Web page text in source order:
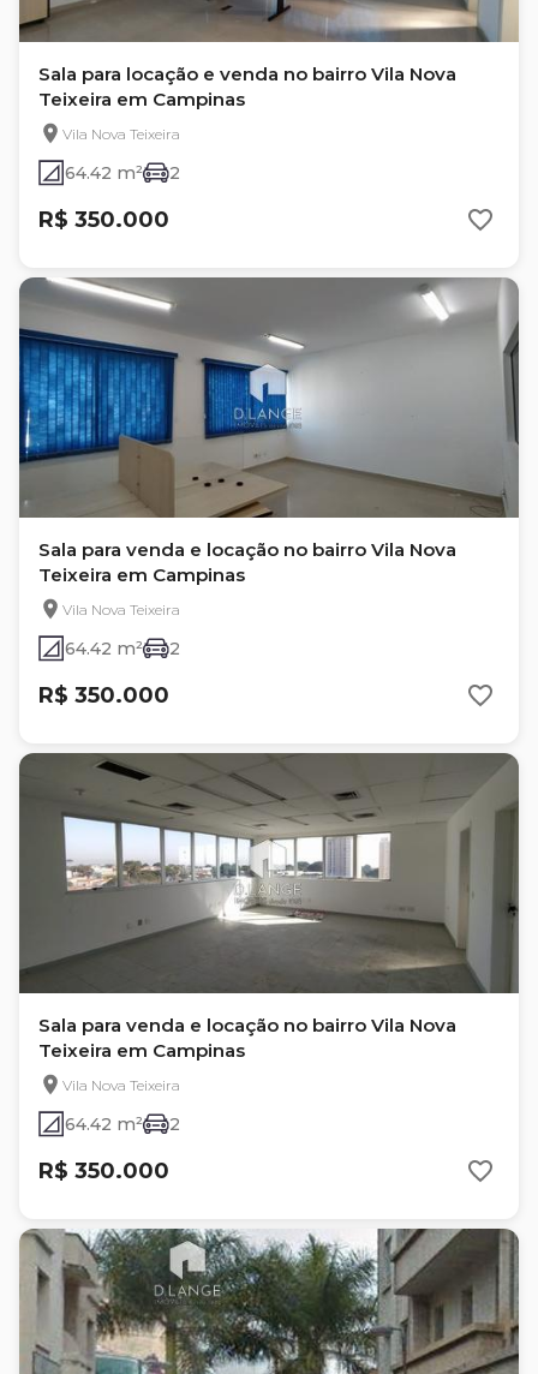
Sala para locação e venda no bairro Vila Nova
Teixeira em Campinas
Vila Nova Teixeira
64.42 m² 2
R$ 350.000
Sala para venda e locação no bairro Vila Nova
Teixeira em Campinas
Vila Nova Teixeira
64.42 m² 2
R$ 350.000
Sala para venda e locação no bairro Vila Nova
Teixeira em Campinas
Vila Nova Teixeira
64.42 m² 2
R$ 350.000